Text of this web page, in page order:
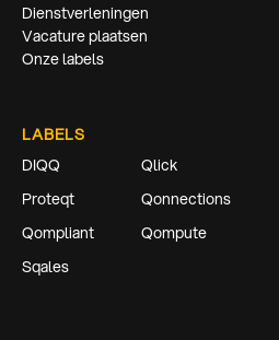
Dienstverleningen
Vacature plaatsen
Onze labels
LABELS
DIQQ
Qlick
Proteqt
Qonnections
Qompliant
Qompute
Sqales